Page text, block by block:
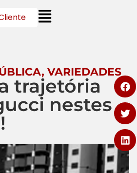
, VARIEDADES
trajetória
nestes